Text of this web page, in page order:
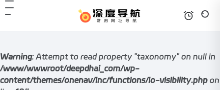
Warning: Attempt to read property "taxonomy" on null in
/www/wwwroot/deepdhai_com/wp-
content/themes/onenav/inc/functions/io-visibility.php on